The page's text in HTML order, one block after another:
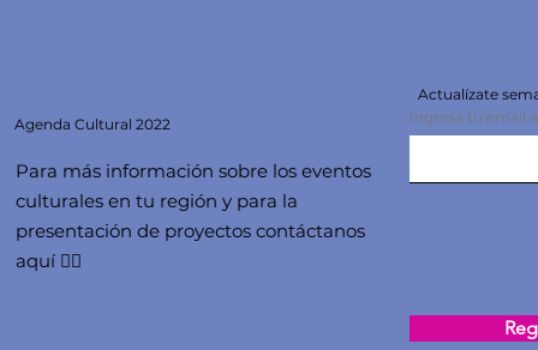
Agenda Cultural 2022
Para más información sobre los eventos
culturales en tu región y para la
presentación de proyectos contáctanos
aquí 👇🏻
Actualízate
Ingresa tu email